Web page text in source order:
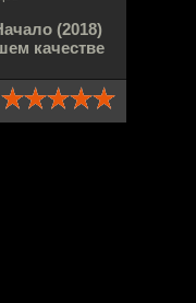
(2018)
качестве